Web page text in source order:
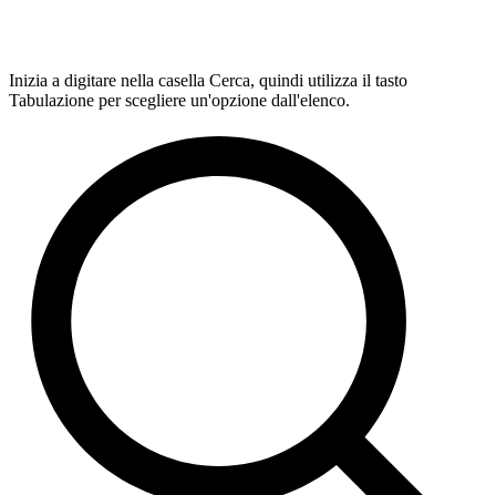
Inizia a digitare nella casella Cerca, quindi utilizza il tasto
Tabulazione per scegliere un'opzione dall'elenco.